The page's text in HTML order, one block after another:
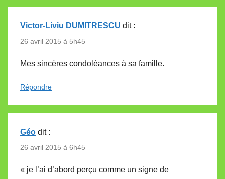
Victor-Liviu DUMITRESCU dit :
26 avril 2015 à 5h45
Mes sincères condoléances à sa famille.
Répondre
Géo dit :
26 avril 2015 à 6h45
« je l’ai d’abord perçu comme un signe de